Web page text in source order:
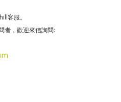
客服。
者，歡迎來信詢問: